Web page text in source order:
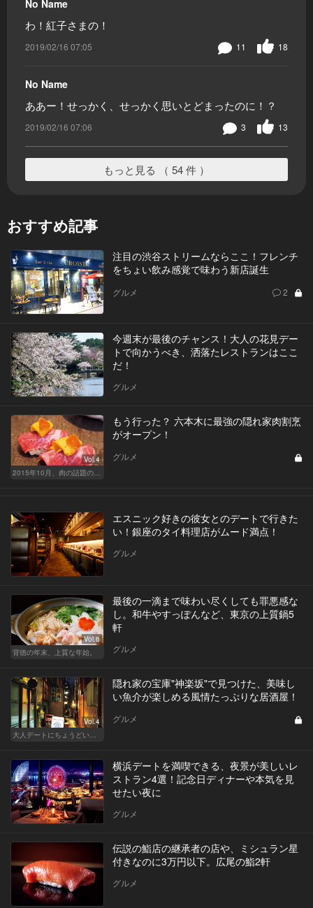
No Name
わ！紅子さまの！
2019/02/16 07:05 18
11
No Name
ああー！せっかく、せっかく思いとどまったのに！？
2019/02/16 07:06 13
3
もっと見る （ 54 件 ）
おすすめ記事
注目の渋谷ストリームならここ！フレンチ
をちょい飲み感覚で味わう新店誕生
グルメ 2
今週末が最後のチャンス！大人の花見デー
トで向かうべき、洒落たレストランはここ
だ！
グルメ
Vol.4
2015年10月、肉の話題の新店を5日間連続連載でお届け！
もう行った？ 六本木に最強の隠れ家肉割烹
がオープン！
グルメ
エスニック好きの彼女とのデートで行きた
い！銀座のタイ料理店がムード満点！
グルメ
Vol.6
背徳の年末、上質な年始。
最後の一滴まで味わい尽くしても罪悪感な
し。和牛やすっぽんなど、東京の上質鍋5
軒
グルメ
Vol.4
隠れ家の宝庫"神楽坂"で見つけた、美味し
い魚介が楽しめる風情たっぷりな居酒屋！
グルメ
横浜デートを満喫できる、夜景が美しいレ
ストラン4選！記念日ディナーや本気を見
せたい夜に
グルメ
伝説の鮨店の継承者の店や、ミシュラン星
付きなのに3万円以下。広尾の鮨2軒
グルメ